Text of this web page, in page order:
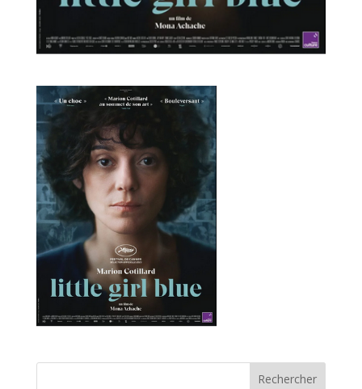
Rechercher